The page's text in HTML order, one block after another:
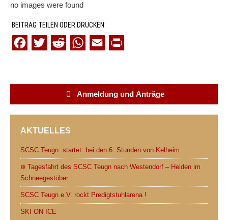
no images were found
BEITRAG TEILEN ODER DRUCKEN:
b
o
k
t
r
i
W
s
p
l
t
Anmeldung und Anträge
AKTUELLES
SCSC Teugn startet bei den 6 Stunden von Kelheim
❄️ Tagesfahrt des SCSC Teugn nach Westendorf – Helden im
Schneegestöber
SCSC Teugn e.V. rockt Predigtstuhlarena !
SKI ON ICE